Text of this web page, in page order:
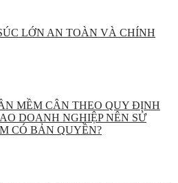
LỚN AN TOÀN VÀ CHÍNH
MỀM CÂN THEO QUY ĐỊNH
DOANH NGHIỆP NÊN SỬ
CÓ BẢN QUYỀN?